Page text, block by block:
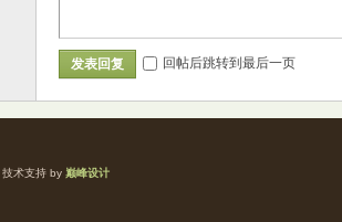
发表回复 回帖后跳转到最后一页
. 技术支持 by 巅峰设计